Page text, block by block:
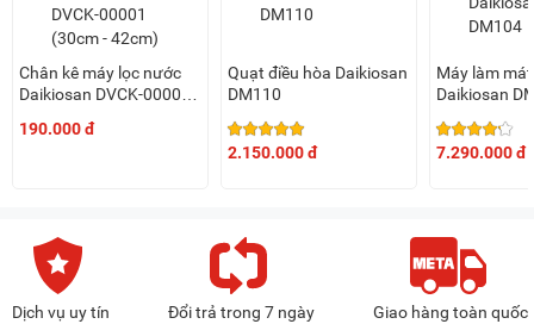
Chân kê máy lọc nước
Daikiosan DVCK-00001
190.000 đ
Quạt điều hòa Daikiosan
DM110
2.150.000 đ
Máy làm
Daikiosan
7.290.000 đ
Dịch vụ uy tín Đổi trả trong 7 ngày Giao hàng toàn quốc